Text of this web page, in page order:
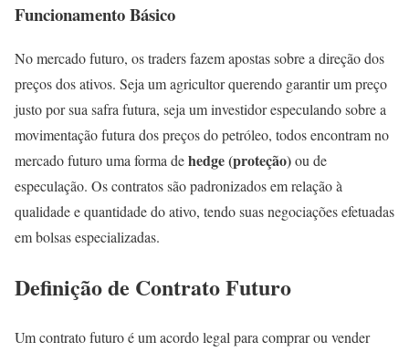
Funcionamento Básico
No mercado futuro, os traders fazem apostas sobre a direção dos
preços dos ativos. Seja um agricultor querendo garantir um preço
justo por sua safra futura, seja um investidor especulando sobre a
movimentação futura dos preços do petróleo, todos encontram no
mercado futuro uma forma dehedge (proteção)ou de
especulação. Os contratos são padronizados em relação à
qualidade e quantidade do ativo, tendo suas negociações efetuadas
em bolsas especializadas.
Definição de Contrato Futuro
Um contrato futuro é um acordo legal para comprar ou vender